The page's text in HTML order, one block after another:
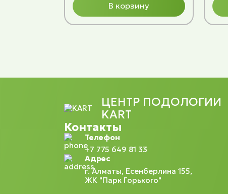
В корзину
ЦЕНТР ПОДОЛОГИИ
KART
Контакты
Телефон
+7 775 649 81 33
Адрес
г. Алматы, Есенберлина 155,
ЖК "Парк Горького"